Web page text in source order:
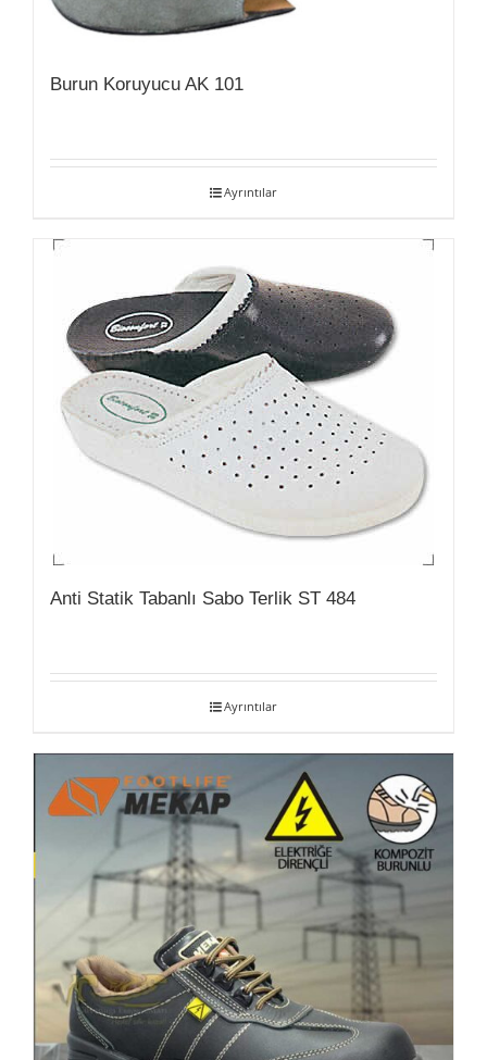
Burun Koruyucu AK 101
Ayrıntılar
Anti Statik Tabanlı Sabo Terlik ST 484
Ayrıntılar